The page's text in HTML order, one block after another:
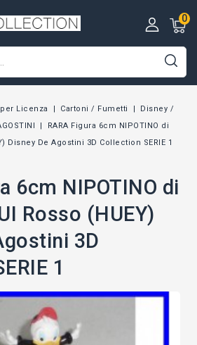
0
Licenza Cartoni / Fumetti
Disney /
RARA Figura 6cm NIPOTINO di
Disney De Agostini 3D Collection SERIE 1
6cm NIPOTINO di
Rosso (HUEY)
3D
1